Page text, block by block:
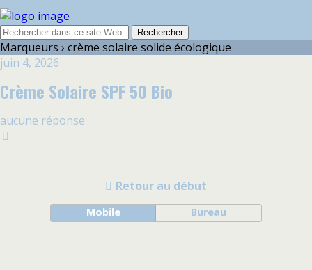
Marqueurs › crème solaire solide écologique
juin 4, 2026
Crème Solaire SPF 50 Bio
aucune réponse
Retour au début
Mobile Bureau